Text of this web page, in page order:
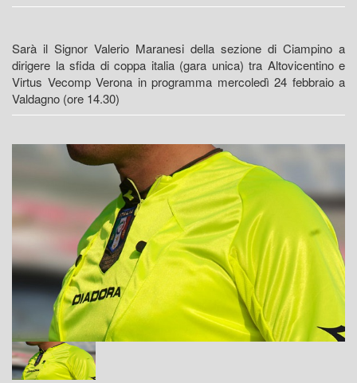
Sarà il Signor Valerio Maranesi della sezione di Ciampino a
dirigere la sfida di coppa italia (gara unica) tra Altovicentino e
Virtus Vecomp Verona in programma mercoledì 24 febbraio a
Valdagno (ore 14.30)